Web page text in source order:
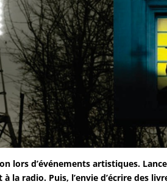
lors d’événements artistiques.
radio. Puis, l’envie d’écrire des